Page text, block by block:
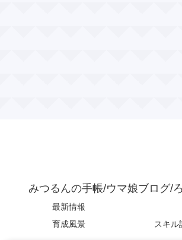
みつるんの手帳/ウマ娘ブログ/
最新情報
育成風景
スキル